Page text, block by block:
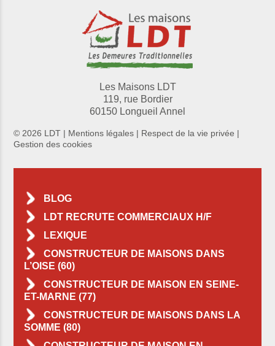
Les Maisons LDT
119, rue Bordier
60150 Longueil Annel
© 2026 LDT | Mentions légales | Respect de la vie privée |
Gestion des cookies
BLOG
LDT RECRUTE COMMERCIAUX H/F
LEXIQUE
CONSTRUCTEUR DE MAISONS DANS
L’OISE (60)
CONSTRUCTEUR DE MAISON EN SEINE-
ET-MARNE (77)
CONSTRUCTEUR DE MAISONS DANS LA
SOMME (80)